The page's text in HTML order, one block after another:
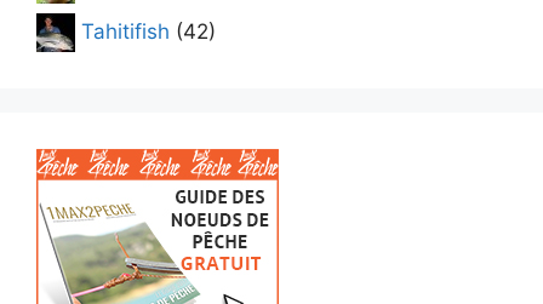
Tahitifish (42)